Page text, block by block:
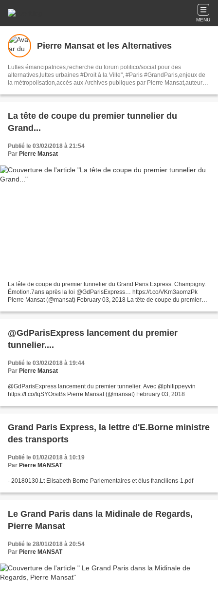
MENU
Pierre Mansat et les Alternatives
Luttes émancipatrices,recherche du forum politico/social pour des
alternatives,luttes urbaines #Droit à la Ville", #Paris #GrandParis,enjeux de
la métropolisation,accès aux Archives publiques par Pierre Mansat,auteur‼️
#Audin>bénevole Secours Populaire>Comité Laghouat-France>#Mumia
La tête de coupe du premier tunnelier du
Grand...
Publié le 03/02/2018 à 21:54
Par Pierre Mansat
La tête de coupe du premier tunnelier du Grand Paris Express. Champigny.
Émotion.7ans après la loi @GdParisExpress… https://t.co/VKm3aomzPk
Pierre Mansat (@mansat) February 03, 2018 La tête de coupe du premier
@GdParisExpress lancement du premier
tunnelier....
Publié le 03/02/2018 à 19:44
Par Pierre Mansat
@GdParisExpress lancement du premier tunnelier. Avec @philippeyvin
https://t.co/fqSYOrsiBs Pierre Mansat (@mansat) February 03, 2018
Grand Paris Express, la lettre d'E.Borne ministre
des transports
Publié le 01/02/2018 à 10:19
Par Pierre MANSAT
- 20180130.Lt Elisabeth Borne Parlementaires et élus franciliens-1.pdf
Le Grand Paris dans la Midinale de Regards,
Pierre Mansat
Publié le 28/01/2018 à 20:54
Par Pierre MANSAT